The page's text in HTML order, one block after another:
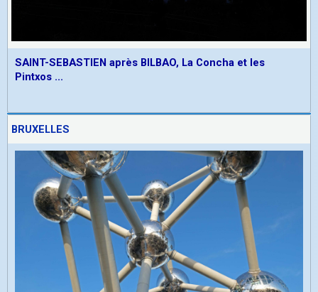
SAINT-SEBASTIEN après BILBAO, La Concha et les
Pintxos ...
BRUXELLES